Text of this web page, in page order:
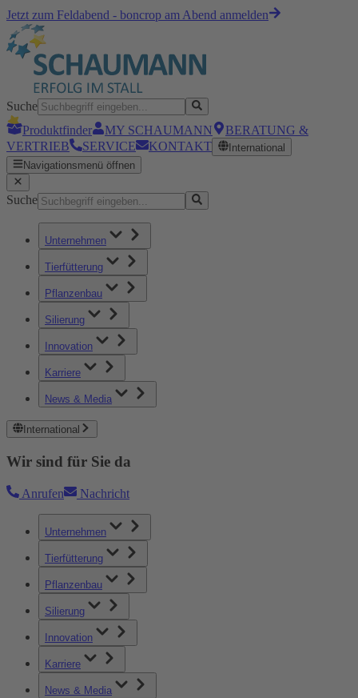
Jetzt zum Feldabend - boncrop am Abend anmelden
Suche
Produktfinder
MY SCHAUMANN
BERATUNG &
VERTRIEB
SERVICE KONTAKT
International
Navigationsmenü öffnen
Suche
Unternehmen
Tierfütterung
Pflanzenbau
Silierung
Innovation
Karriere
News & Media
International
Wir sind für Sie da
Anrufen Nachricht
Unternehmen
Tierfütterung
Pflanzenbau
Silierung
Innovation
Karriere
News & Media